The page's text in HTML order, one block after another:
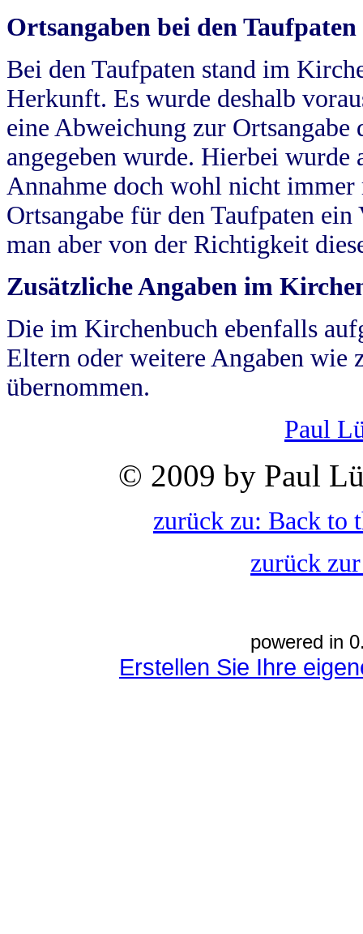
Ortsangaben bei den Taufpaten
Bei den Taufpaten stand im
Herkunft. Es wurde deshalb
eine Abweichung zur
angegeben wurde. Hierbei wurde
Annahme doch wohl nicht
Ortsangabe für den Taufpaten
man aber von der Richtigkeit
Zusätzliche Angaben im
Die im Kirchenbuch ebenfalls
Eltern oder weitere Angaben wie
übernommen.
Paul
© 2009 by Paul
zurück zu: Back to
zurück
powered in
Erstellen Sie Ihre